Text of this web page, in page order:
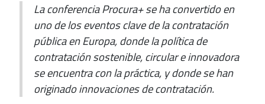
La conferencia Procura+ se ha convertido en
uno de los eventos clave de la contratación
pública en Europa, donde la política de
contratación sostenible, circular e innovadora
se encuentra con la práctica, y donde se han
originado innovaciones de contratación.